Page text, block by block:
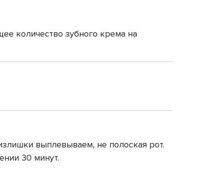
количество зубного крема на
выплевываем, не полоская рот.
30 минут.